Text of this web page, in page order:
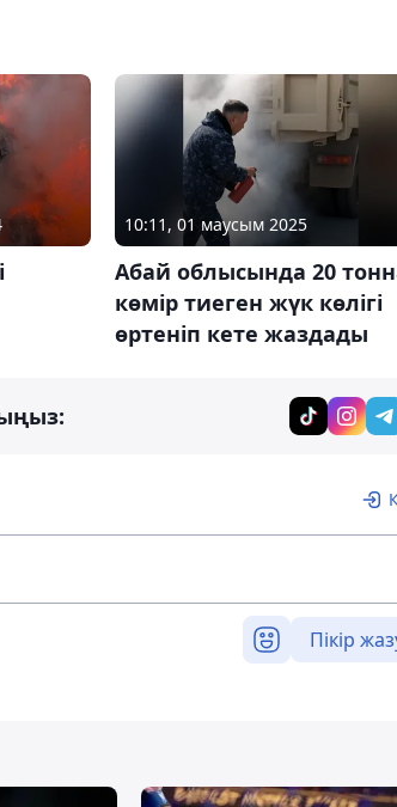
10:11, 01 маусым 2025
Абай облысында 20
көмір тиеген жүк көлігі
өртеніп кете жаздады
Пікір